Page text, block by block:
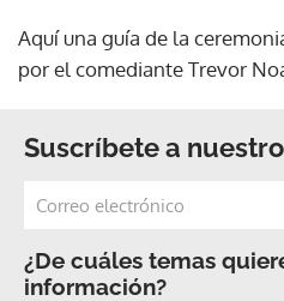
Aquí una guía de la
por el comediante Trevor
Suscríbete a
¿De cuáles temas
información?